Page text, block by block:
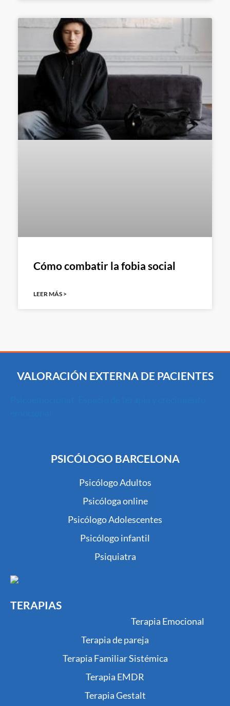
Cómo combatir la fobia social
LEER MÁS >
VALORACIÓN EXTERNA DE PACIENTES
PSICÓLOGO BARCELONA
Psicólogo Adultos
Psicóloga online
Psicólogo Adolescentes
Psicólogo infantil
Psiquiatra
TERAPIAS
Terapia Emocional
Terapia de pareja
Terapia Familiar Sistémica
Terapia EMDR
Terapia Gestalt